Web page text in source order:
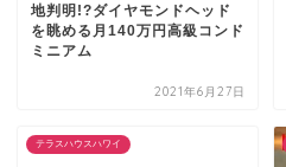
地判明!?ダイヤモンドヘッド
を眺める月140万円高級コンド
ミニアム
2021年6月27日
テラスハウスハワイ